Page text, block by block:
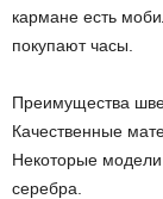
кармане есть
покупают часы.
Преимущества
Качественные
Некоторые модели
серебра.